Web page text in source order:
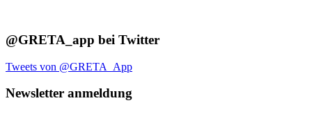
@GRETA_app bei Twitter
Tweets von @GRETA_App
Newsletter anmeldung